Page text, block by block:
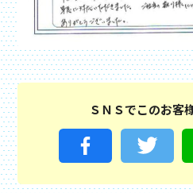
ＳＮＳでこのお客